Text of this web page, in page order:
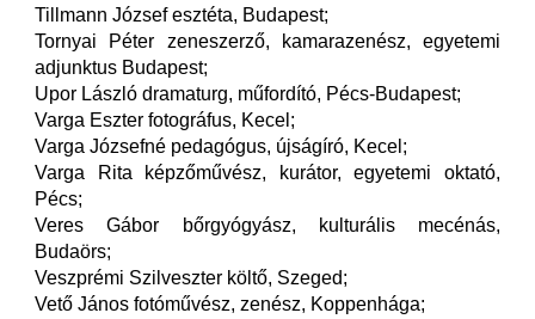
Tillmann József esztéta, Budapest;
Tornyai Péter zeneszerző, kamarazenész, egyetemi
adjunktus Budapest;
Upor László dramaturg, műfordító, Pécs-Budapest;
Varga Eszter fotográfus, Kecel;
Varga Józsefné pedagógus, újságíró, Kecel;
Varga Rita képzőművész, kurátor, egyetemi oktató,
Pécs;
Veres Gábor bőrgyógyász, kulturális mecénás,
Budaörs;
Veszprémi Szilveszter költő, Szeged;
Vető János fotóművész, zenész, Koppenhága;